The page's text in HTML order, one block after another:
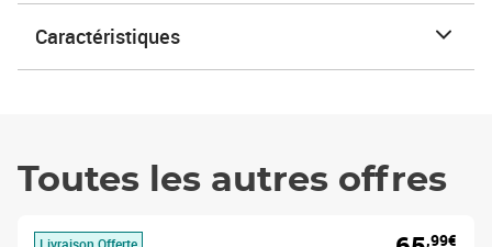
Caractéristiques
Toutes les autres offres
Livraison Offerte ,99€